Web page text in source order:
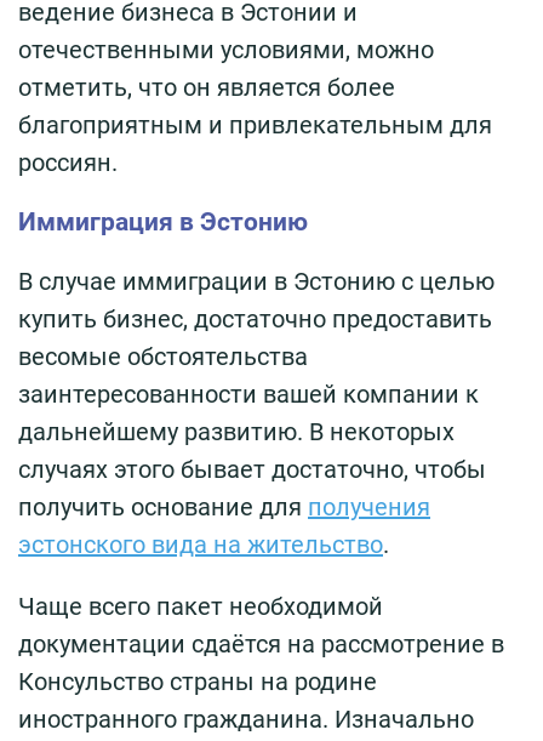
ведение бизнеса в Эстонии и
отечественными условиями, можно
отметить, что он является более
благоприятным и привлекательным для
россиян.
Иммиграция в Эстонию
В случае иммиграции в Эстонию с целью
купить бизнес, достаточно предоставить
весомые обстоятельства
заинтересованности вашей компании к
дальнейшему развитию. В некоторых
случаях этого бывает достаточно, чтобы
получить основание для получения
эстонского вида на жительство.
Чаще всего пакет необходимой
документации сдаётся на рассмотрение в
Консульство страны на родине
иностранного гражданина. Изначально